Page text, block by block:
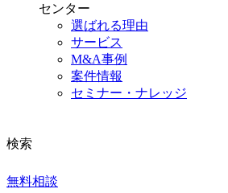
センター
選ばれる理由
サービス
M&A事例
案件情報
セミナー・ナレッジ
検索
無料相談